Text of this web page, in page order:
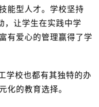
能型人才。学校坚持
，让学生在实践中学
有爱心的管理赢得了学
学校也都有其独特的办
化的教育选择。